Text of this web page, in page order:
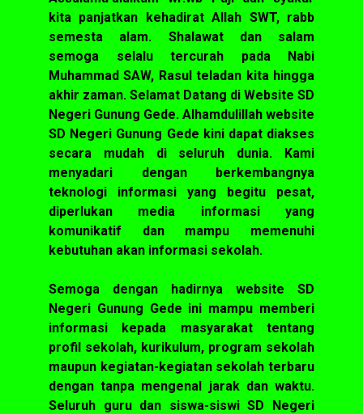
kita panjatkan kehadirat Allah SWT, rabb
semesta alam. Shalawat dan salam
semoga selalu tercurah pada Nabi
Muhammad SAW, Rasul teladan kita hingga
akhir zaman. Selamat Datang di Website SD
Negeri Gunung Gede. Alhamdulillah website
SD Negeri Gunung Gede kini dapat diakses
secara mudah di seluruh dunia. Kami
menyadari dengan berkembangnya
teknologi informasi yang begitu pesat,
diperlukan media informasi yang
komunikatif dan mampu memenuhi
kebutuhan akan informasi sekolah.
Semoga dengan hadirnya website SD
Negeri Gunung Gede ini mampu memberi
informasi kepada masyarakat tentang
profil sekolah, kurikulum, program sekolah
maupun kegiatan-kegiatan sekolah terbaru
dengan tanpa mengenal jarak dan waktu.
Seluruh guru dan siswa-siswi SD Negeri